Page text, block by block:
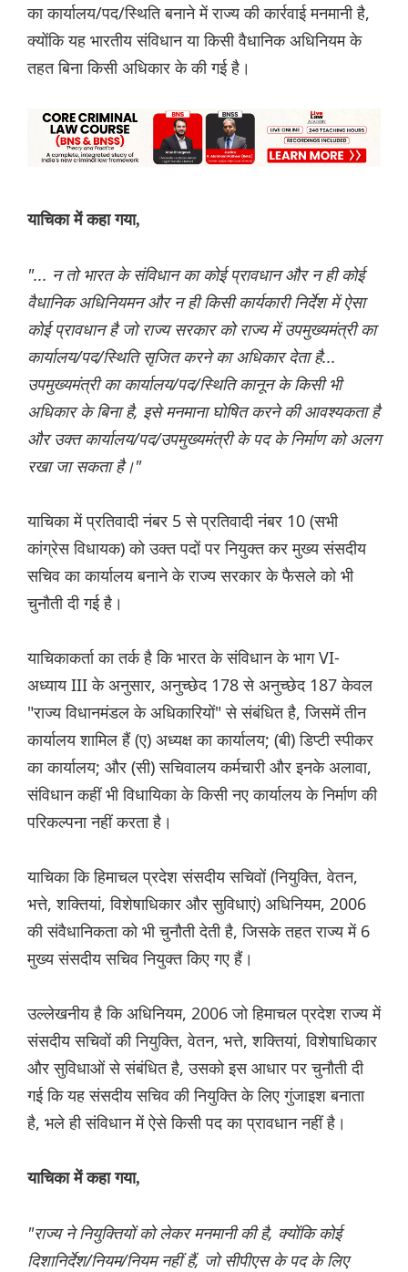
का कार्यालय/पद/स्थिति बनाने में राज्य की कार्रवाई मनमानी है,
क्योंकि यह भारतीय संविधान या किसी वैधानिक अधिनियम के
तहत बिना किसी अधिकार के की गई है।
याचिका में कहा गया,
"... न तो भारत के संविधान का कोई प्रावधान और न ही कोई
वैधानिक अधिनियमन और न ही किसी कार्यकारी निर्देश में ऐसा
कोई प्रावधान है जो राज्य सरकार को राज्य में उपमुख्यमंत्री का
कार्यालय/पद/स्थिति सृजित करने का अधिकार देता है...
उपमुख्यमंत्री का कार्यालय/पद/स्थिति कानून के किसी भी
अधिकार के बिना है, इसे मनमाना घोषित करने की आवश्यकता है
और उक्त कार्यालय/पद/उपमुख्यमंत्री के पद के निर्माण को अलग
रखा जा सकता है।"
याचिका में प्रतिवादी नंबर 5 से प्रतिवादी नंबर 10 (सभी
कांग्रेस विधायक) को उक्त पदों पर नियुक्त कर मुख्य संसदीय
सचिव का कार्यालय बनाने के राज्य सरकार के फैसले को भी
चुनौती दी गई है।
याचिकाकर्ता का तर्क है कि भारत के संविधान के भाग VI-
अध्याय III के अनुसार, अनुच्छेद 178 से अनुच्छेद 187 केवल
"राज्य विधानमंडल के अधिकारियों" से संबंधित है, जिसमें तीन
कार्यालय शामिल हैं (ए) अध्यक्ष का कार्यालय; (बी) डिप्टी स्पीकर
का कार्यालय; और (सी) सचिवालय कर्मचारी और इनके अलावा,
संविधान कहीं भी विधायिका के किसी नए कार्यालय के निर्माण की
परिकल्पना नहीं करता है।
याचिका कि हिमाचल प्रदेश संसदीय सचिवों (नियुक्ति, वेतन,
भत्ते, शक्तियां, विशेषाधिकार और सुविधाएं) अधिनियम, 2006
की संवैधानिकता को भी चुनौती देती है, जिसके तहत राज्य में 6
मुख्य संसदीय सचिव नियुक्त किए गए हैं।
उल्लेखनीय है कि अधिनियम, 2006 जो हिमाचल प्रदेश राज्य में
संसदीय सचिवों की नियुक्ति, वेतन, भत्ते, शक्तियां, विशेषाधिकार
और सुविधाओं से संबंधित है, उसको इस आधार पर चुनौती दी
गई कि यह संसदीय सचिव की नियुक्ति के लिए गुंजाइश बनाता
है, भले ही संविधान में ऐसे किसी पद का प्रावधान नहीं है।
याचिका में कहा गया,
"राज्य ने नियुक्तियों को लेकर मनमानी की है, क्योंकि कोई
दिशानिर्देश/नियम/नियम नहीं हैं, जो सीपीएस के पद के लिए